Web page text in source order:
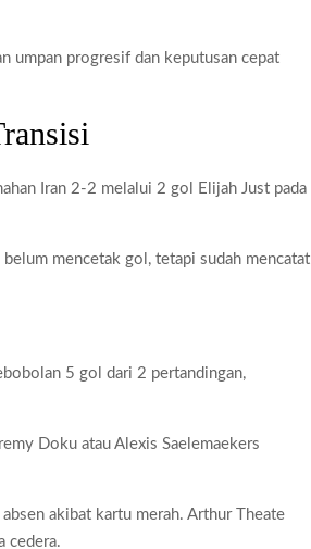
umpan progresif dan keputusan cepat
Iran 2-2 melalui 2 gol Elijah Just pada
mencetak gol, tetapi sudah mencatat
5 gol dari 2 pertandingan,
Doku atau Alexis Saelemaekers
akibat kartu merah. Arthur Theate
cedera.